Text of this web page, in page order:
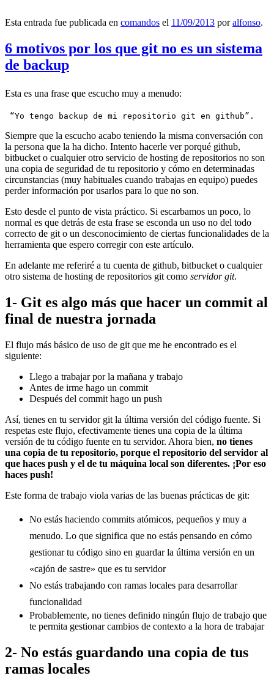
Esta entrada fue publicada en comandos el 11/09/2013 poralfonso.
6 motivos por los que git no es un sistema
de backup
Esta es una frase que escucho muy a menudo:
“Yo tengo backup de mi repositorio git en github”.
Siempre que la escucho acabo teniendo la misma conversación con
la persona que la ha dicho. Intento hacerle ver porqué github,
bitbucket o cualquier otro servicio de hosting de repositorios no son
una copia de seguridad de tu repositorio y cómo en determinadas
circunstancias (muy habituales cuando trabajas en equipo) puedes
perder información por usarlos para lo que no son.
Esto desde el punto de vista práctico. Si escarbamos un poco, lo
normal es que detrás de esta frase se esconda un uso no del todo
correcto de git o un desconocimiento de ciertas funcionalidades de la
herramienta que espero corregir con este artículo.
En adelante me referiré a tu cuenta de github, bitbucket o cualquier
otro sistema de hosting de repositorios git como servidor git.
1- Git es algo más que hacer un commit al
final de nuestra jornada
El flujo más básico de uso de git que me he encontrado es el
siguiente:
Llego a trabajar por la mañana y trabajo
Antes de irme hago un commit
Después del commit hago un push
Así, tienes en tu servidor git la última versión del código fuente. Si
respetas este flujo, efectivamente tienes una copia de la última
versión de tu código fuente en tu servidor. Ahora bien, no tienes
una copia de tu repositorio, porque el repositorio del servidor al
que haces push y el de tu máquina local son diferentes. ¡Por eso
haces push!
Este forma de trabajo viola varias de las buenas prácticas de git:
No estás haciendo commits atómicos, pequeños y muy a
menudo. Lo que significa que no estás pensando en cómo
gestionar tu código sino en guardar la última versión en un
«cajón de sastre» que es tu servidor
No estás trabajando con ramas locales para desarrollar
funcionalidad
Probablemente, no tienes definido ningún flujo de trabajo que
te permita gestionar cambios de contexto a la hora de trabajar
2- No estás guardando una copia de tus
ramas locales